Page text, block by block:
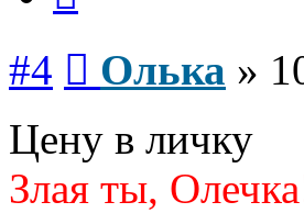
#4 Олька »
Цену в личку
Злая ты,